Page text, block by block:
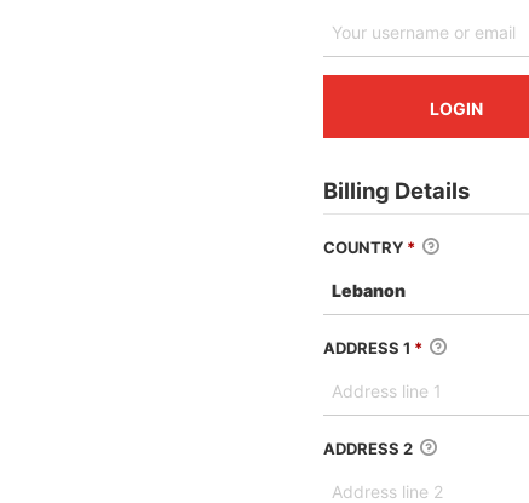
Billing Details
COUNTRY *
ADDRESS 1 *
ADDRESS 2